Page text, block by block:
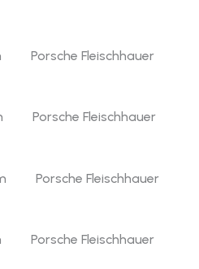
Fleischhauer
Fleischhauer
Porsche Fleischhauer
Fleischhauer